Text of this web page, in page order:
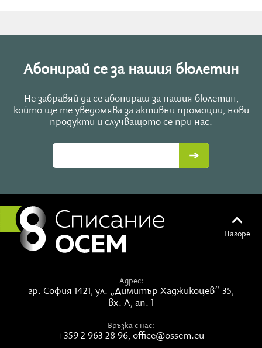
Абонирай се за нашия бюлетин
Не забравяй да се абонираш за нашия бюлетин,
който ще те уведомява за активни промоции, нови
продукти и случващото се при нас.
Нагоре
Адрес:
гр. София 1421, ул. „Димитър Хаджикоцев“ 35,
вх. А, ап. 1
Връзка с нас:
+359 2 963 28 96, office@ossem.eu